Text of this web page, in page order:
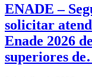
ENADE –
solicitar
Enade 2026
superiores